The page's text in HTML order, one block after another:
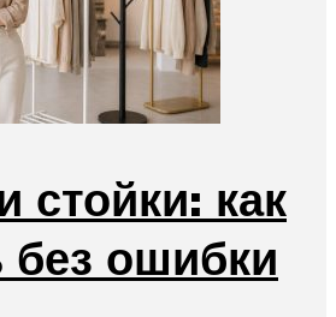
стойки: как
ошибки